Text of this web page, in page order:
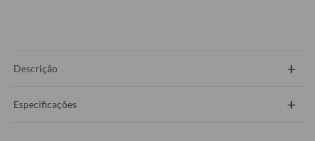
Descrição +
Especificações +